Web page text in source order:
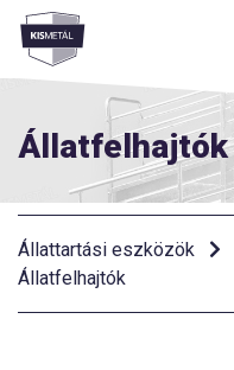
Menü
Állatfelhajtók
Állattartási eszközök
Állatfelhajtók